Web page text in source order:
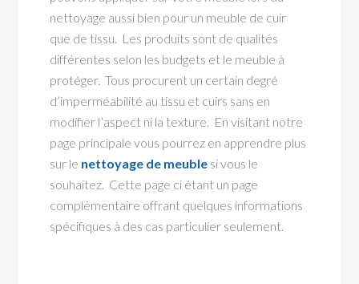
nettoyage aussi bien pour un meuble de cuir
que de tissu. Les produits sont de qualités
différentes selon les budgets et le meuble à
protéger. Tous procurent un certain degré
d’imperméabilité au tissu et cuirs sans en
modifier l’aspect ni la texture. En visitant notre
page principale vous pourrez en apprendre plus
sur le nettoyage de meuble si vous le
souhaitez. Cette page ci étant un page
complémentaire offrant quelques informations
spécifiques à des cas particulier seulement.